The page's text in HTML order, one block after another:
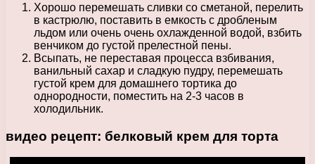
Хорошо перемешать сливки со сметаной, перелить
в кастрюлю, поставить в емкость с дробленым
льдом или очень очень охлажденной водой, взбить
венчиком до густой прелестной пены.
Всыпать, не переставая процесса взбивания,
ванильный сахар и сладкую пудру, перемешать
густой крем для домашнего тортика до
однородности, поместить на 2-3 часов в
холодильник.
видео рецепт: белковый крем для торта